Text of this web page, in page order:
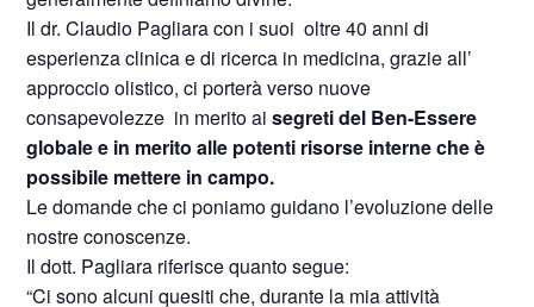
Il dr. Claudio Pagliara con i suoi oltre 40 anni di
esperienza clinica e di ricerca in medicina, grazie all’
approccio olistico, ci porterà verso nuove
consapevolezze in merito ai segreti del Ben-Essere
globale e in merito alle potenti risorse interne che è
possibile mettere in campo.
Le domande che ci poniamo guidano l’evoluzione delle
nostre conoscenze.
Il dott. Pagliara riferisce quanto segue:
“Ci sono alcuni quesiti che, durante la mia attività